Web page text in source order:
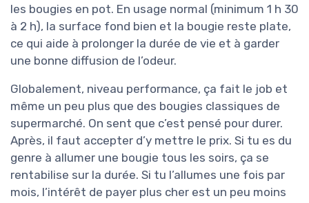
les bougies en pot. En usage normal (minimum 1 h 30
à 2 h), la surface fond bien et la bougie reste plate,
ce qui aide à prolonger la durée de vie et à garder
une bonne diffusion de l’odeur.
Globalement, niveau performance, ça fait le job et
même un peu plus que des bougies classiques de
supermarché. On sent que c’est pensé pour durer.
Après, il faut accepter d’y mettre le prix. Si tu es du
genre à allumer une bougie tous les soirs, ça se
rentabilise sur la durée. Si tu l’allumes une fois par
mois, l’intérêt de payer plus cher est un peu moins